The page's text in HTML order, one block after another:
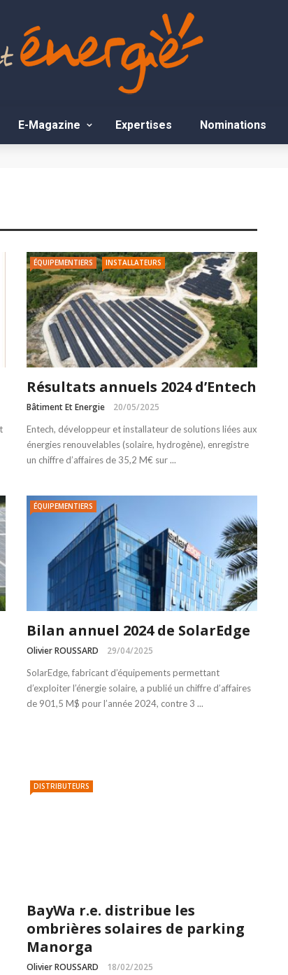
E-Magazine Expertises Nominations
ÉQUIPEMENTIERS INSTALLATEURS
Résultats annuels 2024 d’Entech
Bâtiment Et Energie 20/05/2025
Entech, développeur et installateur de solutions liées aux
énergies renouvelables (solaire, hydrogène), enregistre
un chiffre d’affaires de 35,2 M€ sur ...
ÉQUIPEMENTIERS
Bilan annuel 2024 de SolarEdge
Olivier ROUSSARD 29/04/2025
SolarEdge, fabricant d’équipements permettant
d’exploiter l’énergie solaire, a publié un chiffre d’affaires
de 901,5 M$ pour l’année 2024, contre 3 ...
DISTRIBUTEURS
BayWa r.e. distribue les
ombrières solaires de parking
Manorga
Olivier ROUSSARD 18/02/2025